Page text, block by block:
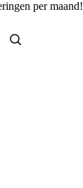
per maand!